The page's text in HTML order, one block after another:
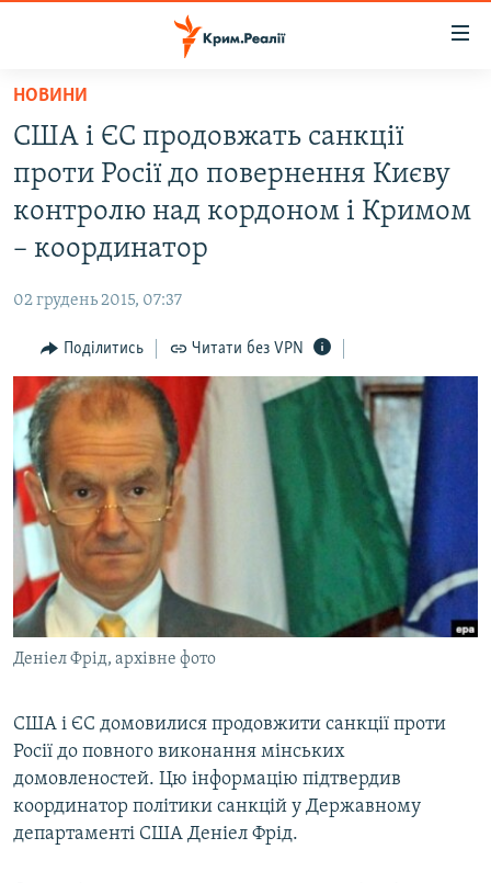
Перейти
основного
матеріалу
Перейти
до
основної
Перейти
пошуку
ВІДЕО ТА ФОТО
ПОГЛЯД
ІНТЕРВ'Ю
ВСЕ ЗА ДЕНЬ
СПЕЦПРОЕКТИ
ДЕПОРТАЦІЯ
ВІДЕОУРОКИ «ELIFBE»
СВІДЧЕННЯ ОКУПАЦІЇ
УКРАЇНСЬКА ПРОБЛЕМА КРИМУ
ІНФОГРАФІКА
ЯК ОБІЙТИ БЛОКУВАННЯ
Русский
Qırımtatar
ДОЛУЧАЙСЯ!
Усі сайти RFE/RL
НОВИНИ
США і ЄС продовжать санкції
проти Росії до повернення Києву
контролю над кордоном і Кримом
– координатор
02 грудень 2015, 07:37
Поділитись Читати без VPN
Деніел Фрід, архівне фото
США і ЄС домовилися продовжити санкції проти
Росії до повного виконання мінських
домовленостей. Цю інформацію підтвердив
координатор політики санкцій у Державному
департаменті США Деніел Фрід.